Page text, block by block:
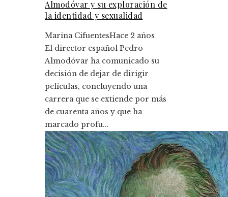
Almodóvar y su exploración de
la identidad y sexualidad
Marina CifuentesHace 2 años
El director español Pedro
Almodóvar ha comunicado su
decisión de dejar de dirigir
películas, concluyendo una
carrera que se extiende por más
de cuarenta años y que ha
marcado profu...